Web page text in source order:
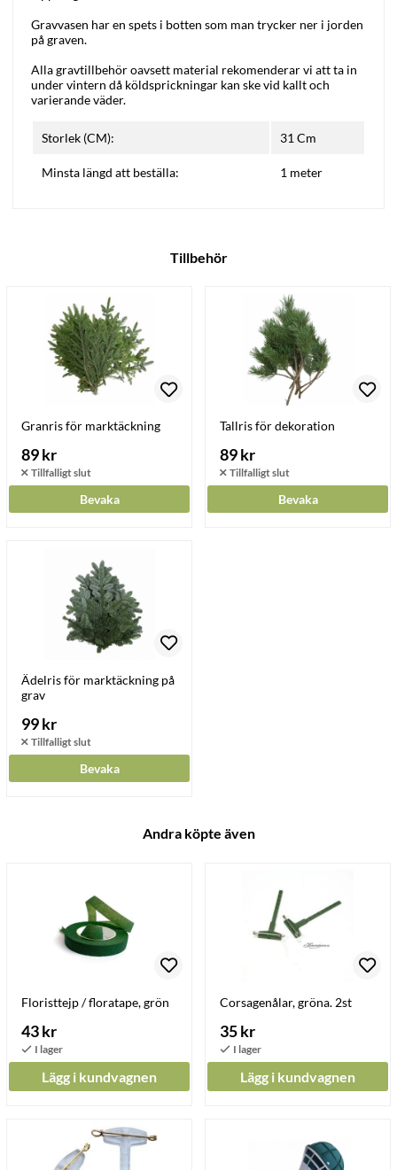
Gravvasen har en spets i botten som man trycker ner i jorden
på graven.
Alla gravtillbehör oavsett material rekomenderar vi att ta in
under vintern då köldsprickningar kan ske vid kallt och
varierande väder.
Storlek (CM): 31 Cm
Minsta längd att beställa: 1 meter
Tillbehör
Granris för marktäckning
89 kr
Bevaka
Tallris för dekoration
89 kr
Bevaka
Ädelris för marktäckning på
grav
99 kr
Bevaka
Andra köpte även
Floristtejp / floratape, grön
43 kr
Lägg i kundvagnen
Corsagenålar, gröna. 2st
35 kr
Lägg i kundvagnen